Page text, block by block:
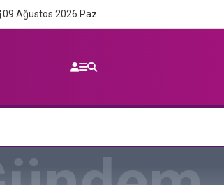
09 Ağustos 2026 Paz